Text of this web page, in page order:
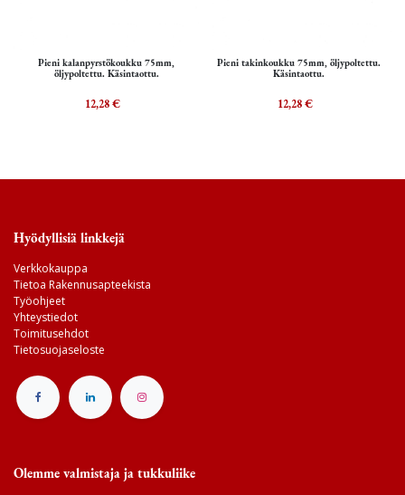
Pieni kalanpyrstökoukku 75mm,
öljypoltettu. Käsintaottu.
12,28€
Pieni takinkoukku 75mm, öljypoltettu.
Käsintaottu.
12,28€
Hyödyllisiä linkkejä
Verkkokauppa
Tietoa Rakennusapteekista
Työohjeet
Yhteystiedot
Toimitusehdot
Tietosuojaseloste
Olemme valmistaja ja tukkuliike